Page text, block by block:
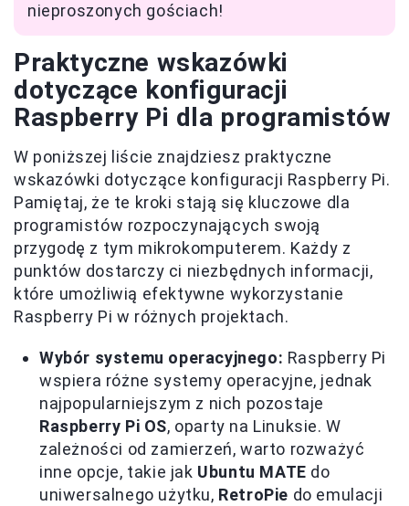
nieproszonych gościach!
Praktyczne wskazówki
dotyczące konfiguracji
Raspberry Pi dla programistów
W poniższej liście znajdziesz praktyczne
wskazówki dotyczące konfiguracji Raspberry Pi.
Pamiętaj, że te kroki stają się kluczowe dla
programistów rozpoczynających swoją
przygodę z tym mikrokomputerem. Każdy z
punktów dostarczy ci niezbędnych informacji,
które umożliwią efektywne wykorzystanie
Raspberry Pi w różnych projektach.
Wybór systemu operacyjnego: Raspberry Pi
wspiera różne systemy operacyjne, jednak
najpopularniejszym z nich pozostaje
Raspberry Pi OS, oparty na Linuksie. W
zależności od zamierzeń, warto rozważyć
inne opcje, takie jak Ubuntu MATE do
uniwersalnego użytku, RetroPie do emulacji